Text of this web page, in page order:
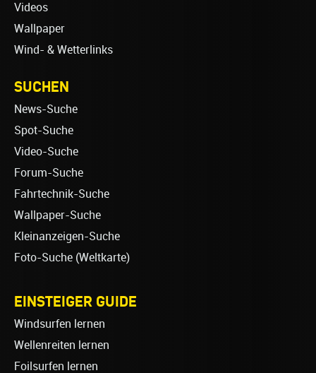
Videos
Wallpaper
Wind- & Wetterlinks
SUCHEN
News-Suche
Spot-Suche
Video-Suche
Forum-Suche
Fahrtechnik-Suche
Wallpaper-Suche
Kleinanzeigen-Suche
Foto-Suche (Weltkarte)
EINSTEIGER GUIDE
Windsurfen lernen
Wellenreiten lernen
Foilsurfen lernen